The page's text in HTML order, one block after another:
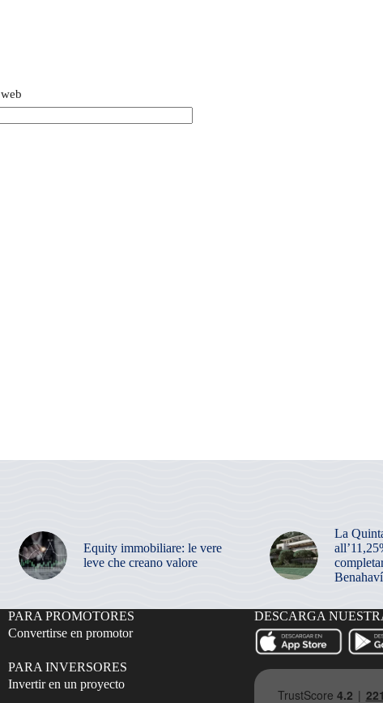
Equity immobiliare: le vere
leve che creano valore
La
PARA PROMOTORES
Convertirse en promotor
PARA INVERSORES
Invertir en un proyecto
DESCARGA